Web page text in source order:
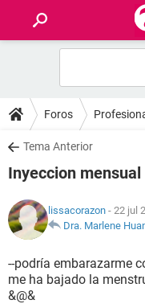
FOROS
SALUD
FAMILIA
NUTRICIÓN
BIENESTAR
Foros
Tema Anterior
Inyeccion mensual
lissacorazon - 22 jul
Dra. Marlene
--podría embarazarme
me ha bajado la
&@&